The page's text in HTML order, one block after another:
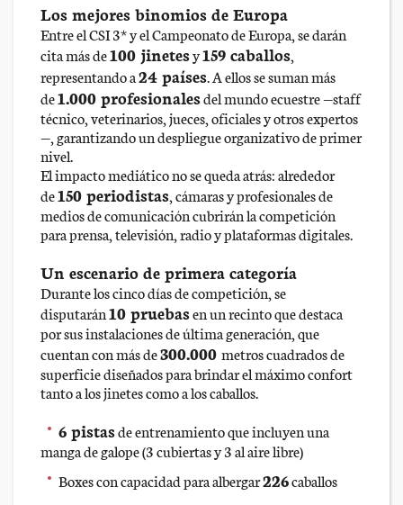
Los mejores binomios de Europa
Entre el CSI 3* y el Campeonato de Europa, se darán
cita más de100 jinetesy159 caballos,
representando a24 países. A ellos se suman más
de1.000 profesionalesdel mundo ecuestre —staff
técnico, veterinarios, jueces, oficiales y otros expertos
—, garantizando un despliegue organizativo de primer
nivel.
El impacto mediático no se queda atrás: alrededor
de150 periodistas, cámaras y profesionales de
medios de comunicación cubrirán la competición
para prensa, televisión, radio y plataformas digitales.
Un escenario de primera categoría
Durante los cinco días de competición, se
disputarán10 pruebasen un recinto que destaca
por sus instalaciones de última generación, que
cuentan con más de300.000 metros cuadrados de
superficie diseñados para brindar el máximo confort
tanto a los jinetes como a los caballos.
6 pistasde entrenamiento que incluyen una
manga de galope (3 cubiertas y 3 al aire libre)
Boxes con capacidad para albergar226caballos